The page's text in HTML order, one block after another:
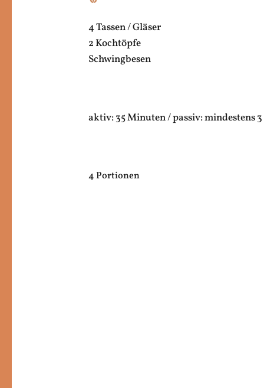
4 Tassen / Gläser
2 Kochtöpfe
Schwingbesen
aktiv: 35 Minuten / passiv: mindestens
4 Portionen